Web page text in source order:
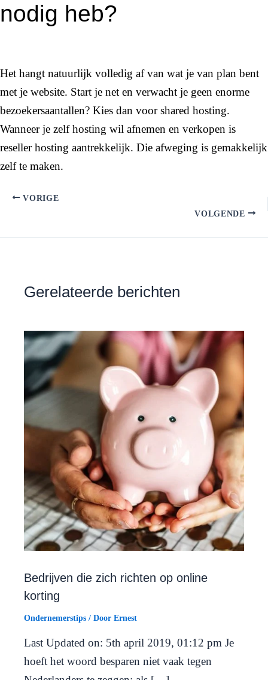
nodig heb?
Het hangt natuurlijk volledig af van wat je van plan bent
met je website. Start je net en verwacht je geen enorme
bezoekersaantallen? Kies dan voor shared hosting.
Wanneer je zelf hosting wil afnemen en verkopen is
reseller hosting aantrekkelijk. Die afweging is gemakkelijk
zelf te maken.
VORIGE
VOLGENDE
Gerelateerde berichten
Bedrijven die zich richten op online
korting
Ondernemerstips / Door Ernest
Last Updated on: 5th april 2019, 01:12 pm Je
hoeft het woord besparen niet vaak tegen